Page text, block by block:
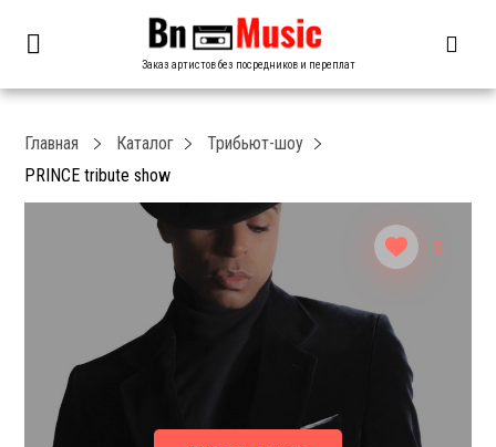
Заказ артистов без посредников и переплат
0
Главная Каталог
Трибьют-шоу
PRINCE tribute show